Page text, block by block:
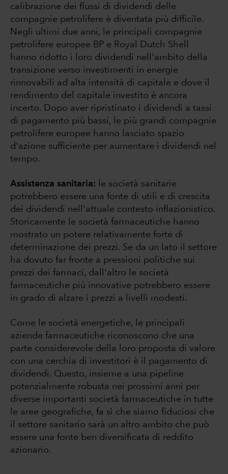
calibrazione dei flussi di dividendi delle
compagnie petrolifere è diventata più difficile.
Negli ultimi due anni, le principali compagnie
petrolifere europee BP e Royal Dutch Shell
hanno ridotto i loro dividendi nell'ambito della
transizione verso investimenti in energie
rinnovabili ad alta intensità di capitale e dove il
rendimento del capitale investito è ancora
incerto. Dopo aver ripristinato i dividendi a tassi
di pagamento più bassi, le più grandi compagnie
petrolifere europee hanno lasciato spazio
d'azione sufficiente per aumentare i dividendi nel
tempo.
Assistenza sanitaria: le società sanitarie
potrebbero essere una fonte di utili e di crescita
dei dividendi nell'attuale contesto inflazionistico.
Storicamente le società farmaceutiche hanno
mostrato un potere relativamente forte di
determinazione dei prezzi. Se da un lato il settore
ha dovuto far fronte a pressioni politiche sui
prezzi dei farmaci, dall'altro le società
farmaceutiche più innovative potrebbero essere
in grado di alzare i prezzi a livelli modesti.
Come le società energetiche, le principali
aziende farmaceutiche riconoscono che una
parte considerevole della loro proposta di valore
con una cerchia di investitori è il pagamento di
dividendi. Questo, insieme a una pipeline
potenzialmente robusta nei prossimi anni per
diverse importanti società farmaceutiche in tutte
le aree geografiche, fa sì che siamo fiduciosi che
il settore sanitario sarà un altro ambito che può
essere una fonte ben diversificata di reddito
azionario.